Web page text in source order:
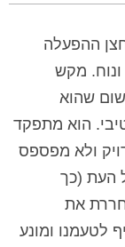
ההפעלה
ונוח. מקש
שהוא
הוא מתפקד
ולא מפספס
העת (כך
את
לטעמנו ומונע